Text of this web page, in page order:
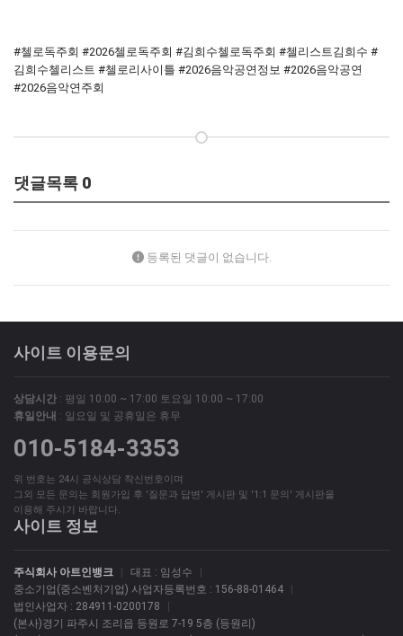
#첼로독주회 #2026첼로독주회 #김희수첼로독주회 #첼리스트김희수 #
김희수첼리스트 #첼로리사이틀 #2026음악공연정보 #2026음악공연
#2026음악연주회
댓글목록 0
등록된 댓글이 없습니다.
사이트 이용문의
상담시간 : 평일 10:00 ~ 17:00 토요일 10:00 ~ 17:00
휴일안내 : 일요일 및 공휴일은 휴무
010-5184-3353
위 번호는 24시 공식상담 착신번호이며
그외 모든 문의는 회원가입 후 '질문과 답변' 게시판 및 '1:1 문의' 게시판을
이용해 주시기 바랍니다.
사이트 정보
주식회사 아트인뱅크 | 대표 : 임성수
|
중소기업(중소벤처기업) 사업자등록번호 : 156-88-01464
|
법인사업자 : 284911-0200178
|
(본사)경기 파주시 조리읍 등원로 7-19 5층 (등원리)